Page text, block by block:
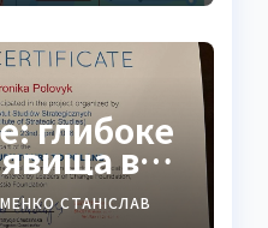
глибоке
в
та
СТАНІСЛАВ